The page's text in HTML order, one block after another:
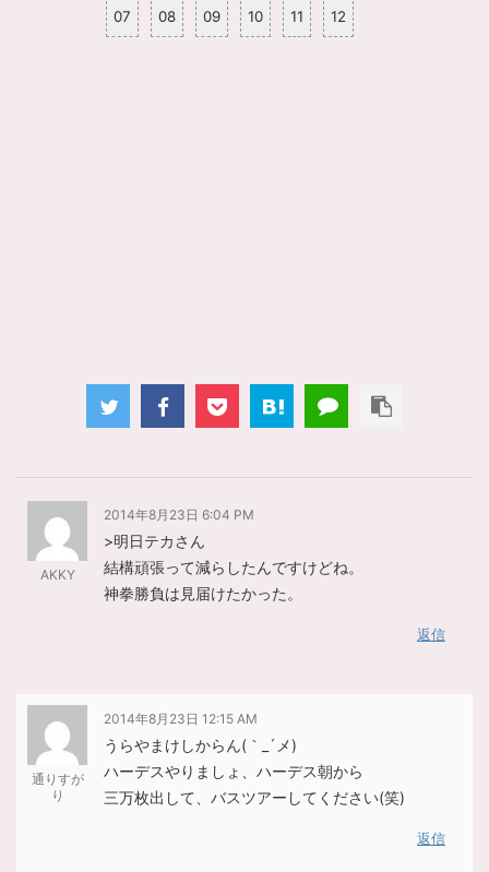
07 08 09 10 11 12
AKKY
2014年8月23日 6:04 PM
>明日テカさん
結構頑張って減らしたんですけどね。
神拳勝負は見届けたかった。
返信
通りすが
り
2014年8月23日 12:15 AM
うらやまけしからん(｀_´メ)
ハーデスやりましょ、ハーデス朝から
三万枚出して、バスツアーしてください(笑)
返信